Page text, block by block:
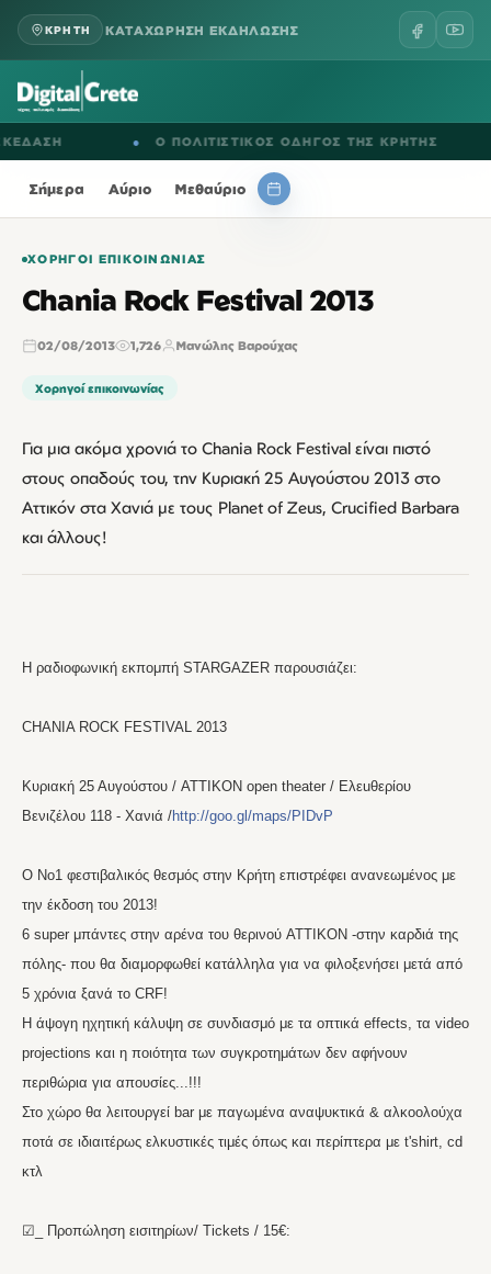
ΚΡΗΤΗ ΚΑΤΑΧΩΡΗΣΗ ΕΚΔΗΛΩΣΗΣ
Ο ΠΟΛΙΤΙΣΤΙΚΟΣ ΟΔΗΓΟΣ ΤΗΣ ΚΡΗΤΗΣ
Σήμερα Αύριο Μεθαύριο
ΧΟΡΗΓΟΊ ΕΠΙΚΟΙΝΩΝΊΑΣ
Chania Rock Festival 2013
02/08/2013 1,726 Μανώλης Βαρούχας
Χορηγοί επικοινωνίας
Για μια ακόμα χρονιά το Chania Rock Festival είναι πιστό
στους οπαδούς του, την Κυριακή 25 Αυγούστου 2013 στο
Αττικόν στα Χανιά με τους Planet of Zeus, Crucified Barbara
και άλλους!
Η ραδιοφωνική εκπομπή STARGAZER παρουσιάζει:
CHANIA ROCK FESTIVAL 2013
Kυριακή 25 Αυγούστου / ATTIKON open theater / Ελεuθερίου
Βενιζέλου 118 - Χανιά /http://goo.gl/maps/PIDvP
O Νο1 φεστιβαλικός θεσμός στην Κρήτη επιστρέφει ανανεωμένος με
την έκδοση του 2013!
6 super μπάντες στην αρένα του θερινού ATTIKON -στην καρδιά της
πόλης- που θα διαμορφωθεί κατάλληλα για να φιλοξενήσει μετά από
5 χρόνια ξανά το CRF!
H άψογη ηχητική κάλυψη σε συνδιασμό με τα οπτικά effects, τα video
projections και η ποιότητα των συγκροτημάτων δεν αφήνουν
περιθώρια για απουσίες...!!!
Στο χώρο θα λειτουργεί bar με παγωμένα αναψυκτικά & αλκοολούχα
ποτά σε ιδιαιτέρως ελκυστικές τιμές όπως και περίπτερα με t'shirt, cd
κτλ
☑_ Προπώληση εισιτηρίων/ Tickets / 15€: